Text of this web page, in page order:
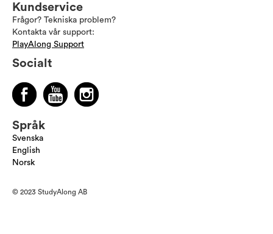
Kundservice
Frågor? Tekniska problem?
Kontakta vår support:
PlayAlong Support
Socialt
Språk
Svenska
English
Norsk
© 2023 StudyAlong AB